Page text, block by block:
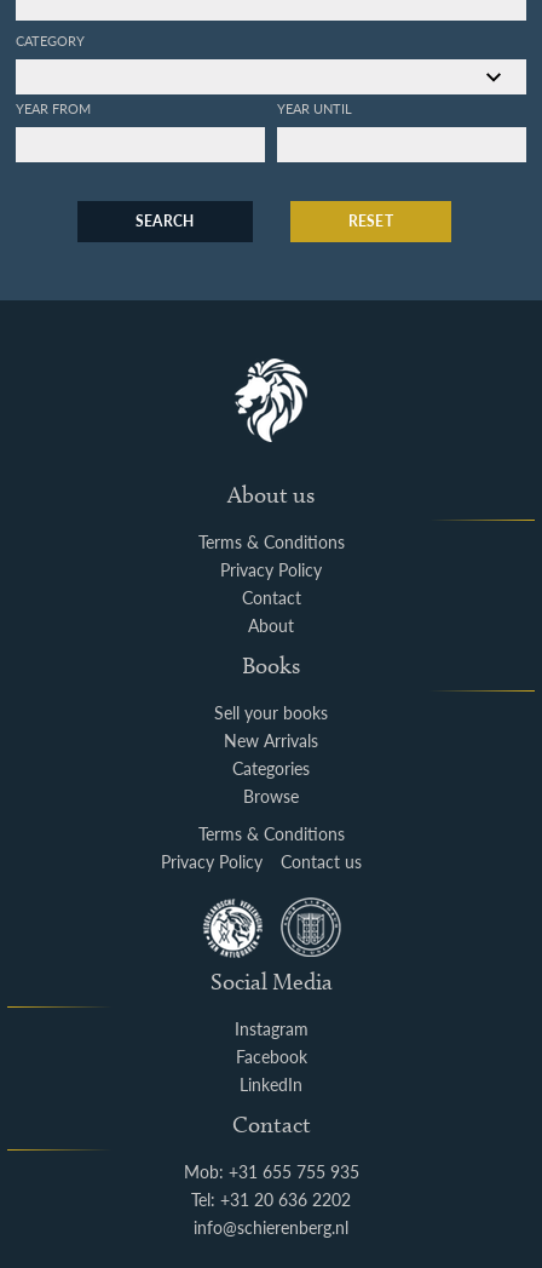
CATEGORY
YEAR FROM YEAR UNTIL
SEARCH RESET
About us
Terms & Conditions
Privacy Policy
Contact
About
Books
Sell your books
New Arrivals
Categories
Browse
Terms & Conditions
Privacy Policy
Contact us
Social Media
Instagram
Facebook
LinkedIn
Contact
Mob: +31 655 755 935
Tel: +31 20 636 2202
info@schierenberg.nl